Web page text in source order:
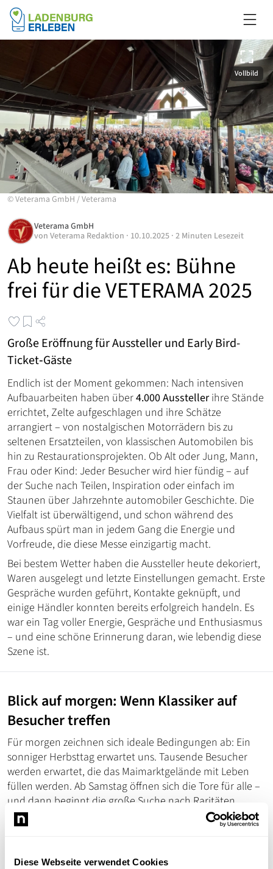
Diese Webseite verwendet Cookies
Vollbild
©Veterama GmbH /Veterama
Ab heute heißt es: Bühne
frei für die VETERAMA 2025
Veterama GmbH
von Veterama Redaktion · 10.10.2025 · 2 Minuten Lesezeit
Große Eröffnung für Aussteller und Early Bird-
Ticket‑Gäste
Endlich ist der Moment gekommen: Nach intensiven
Aufbauarbeiten haben über4.000 Ausstellerihre Stände
errichtet, Zelte aufgeschlagen und ihre Schätze
arrangiert – von nostalgischen Motorrädern bis zu
seltenen Ersatzteilen, von klassischen Automobilen bis
hin zu Restaurationsprojekten. Ob Alt oder Jung, Mann,
Frau oder Kind: Jeder Besucher wird hier fündig – auf
der Suche nach Teilen, Inspiration oder einfach im
Staunen über Jahrzehnte automobiler Geschichte. Die
Vielfalt ist überwältigend, und schon während des
Aufbaus spürt man in jedem Gang die Energie und
Vorfreude, die diese Messe einzigartig macht.
Bei bestem Wetter haben die Aussteller heute dekoriert,
Waren ausgelegt und letzte Einstellungen gemacht. Erste
Gespräche wurden geführt, Kontakte geknüpft, und
einige Händler konnten bereits erfolgreich handeln. Es
war ein Tag voller Energie, Gespräche und Enthusiasmus
– und eine schöne Erinnerung daran, wie lebendig diese
Szene ist.
Blick auf morgen: Wenn Klassiker auf
Besucher treffen
Für morgen zeichnen sich ideale Bedingungen ab: Ein
sonniger Herbsttag erwartet uns. Tausende Besucher
werden erwartet, die das Maimarktgelände mit Leben
füllen werden. Ab Samstag öffnen sich die Tore für alle –
und dann beginnt die große Suche nach Raritäten,
Ersatzteilen und unentdeckten Schätzen. Die Tags darauf
sind das Herzstück unserer Veranstaltung: Treffen mit
emotionale Momente vor glänzenden Karosserien.